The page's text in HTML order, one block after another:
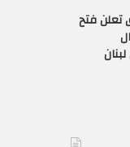
تعلن فتح